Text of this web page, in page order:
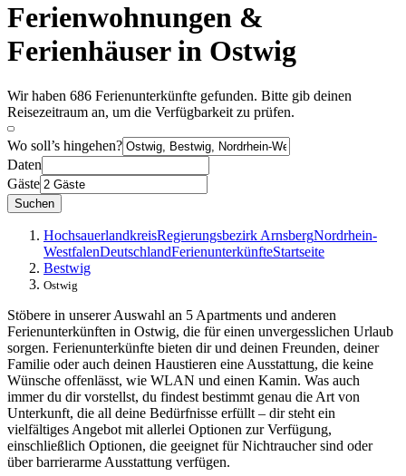
Ferienwohnungen &
Ferienhäuser in Ostwig
Wir haben 686 Ferienunterkünfte gefunden. Bitte gib deinen
Reisezeitraum an, um die Verfügbarkeit zu prüfen.
Wo soll’s hingehen?
Daten
Gäste
Suchen
HochsauerlandkreisRegierungsbezirk ArnsbergNordrhein-
WestfalenDeutschlandFerienunterkünfteStartseite
Bestwig
Ostwig
Stöbere in unserer Auswahl an 5 Apartments und anderen
Ferienunterkünften in Ostwig, die für einen unvergesslichen Urlaub
sorgen. Ferienunterkünfte bieten dir und deinen Freunden, deiner
Familie oder auch deinen Haustieren eine Ausstattung, die keine
Wünsche offenlässt, wie WLAN und einen Kamin. Was auch
immer du dir vorstellst, du findest bestimmt genau die Art von
Unterkunft, die all deine Bedürfnisse erfüllt – dir steht ein
vielfältiges Angebot mit allerlei Optionen zur Verfügung,
einschließlich Optionen, die geeignet für Nichtraucher sind oder
über barrierarme Ausstattung verfügen.